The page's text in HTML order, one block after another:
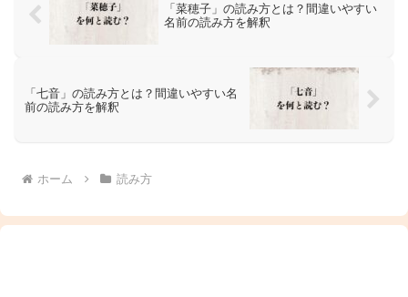
「菜穂子」の読み方とは？間違いやすい
名前の読み方を解釈
「七音」の読み方とは？間違いやすい名
前の読み方を解釈
ホーム 読み方